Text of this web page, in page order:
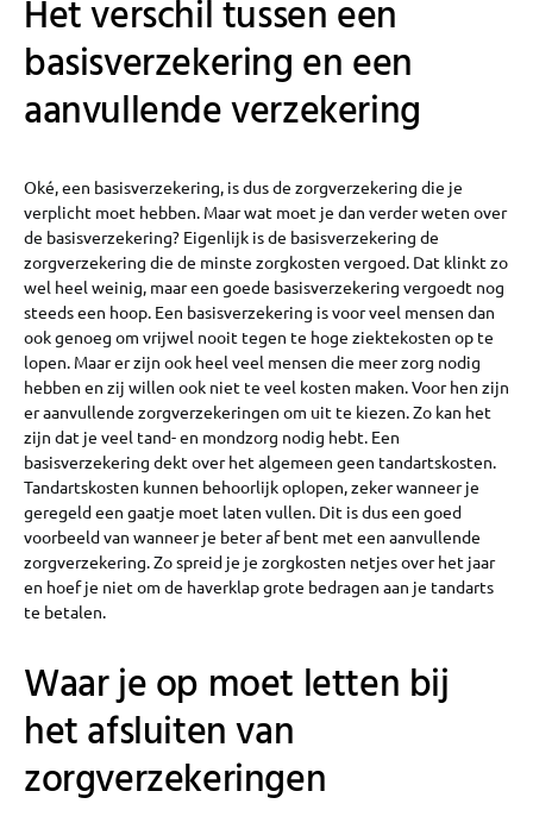
Het verschil tussen een
basisverzekering en een
aanvullende verzekering
Oké, een basisverzekering, is dus de zorgverzekering die je
verplicht moet hebben. Maar wat moet je dan verder weten over
de basisverzekering? Eigenlijk is de basisverzekering de
zorgverzekering die de minste zorgkosten vergoed. Dat klinkt zo
wel heel weinig, maar een goede basisverzekering vergoedt nog
steeds een hoop. Een basisverzekering is voor veel mensen dan
ook genoeg om vrijwel nooit tegen te hoge ziektekosten op te
lopen. Maar er zijn ook heel veel mensen die meer zorg nodig
hebben en zij willen ook niet te veel kosten maken. Voor hen zijn
er aanvullende zorgverzekeringen om uit te kiezen. Zo kan het
zijn dat je veel tand- en mondzorg nodig hebt. Een
basisverzekering dekt over het algemeen geen tandartskosten.
Tandartskosten kunnen behoorlijk oplopen, zeker wanneer je
geregeld een gaatje moet laten vullen. Dit is dus een goed
voorbeeld van wanneer je beter af bent met een aanvullende
zorgverzekering. Zo spreid je je zorgkosten netjes over het jaar
en hoef je niet om de haverklap grote bedragen aan je tandarts
te betalen.
Waar je op moet letten bij
het afsluiten van
zorgverzekeringen